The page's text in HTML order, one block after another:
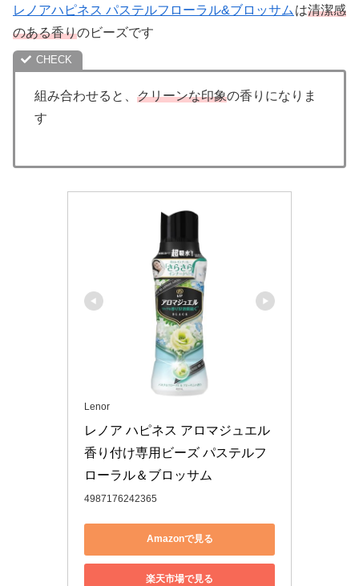
レノアハピネス パステルフローラル&ブロッサム は清潔感
のある香りのビーズです
組み合わせると、 クリーンな印象の香りになりま
す
Lenor
レノア ハピネス アロマジュエル
香り付け専用ビーズ パステルフ
ローラル＆ブロッサム
4987176242365
Amazonで見る
楽天市場で見る